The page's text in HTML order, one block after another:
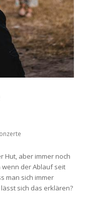
Hut, aber immer noch
wenn der Ablauf seit
man sich immer
sich das erklären?